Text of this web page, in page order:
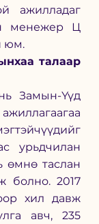
ажилладаг
менежер Ц
юм.
талаар
Замын-Үүд
урьдчилан
өмнө таслан
болно. 2017
хил давж
авч, 235